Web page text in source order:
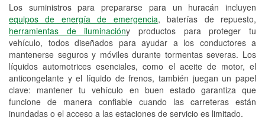
Los suministros para prepararse para un huracán incluyen
equipos de energía de emergencia, baterías de repuesto,
herramientas de iluminacióny productos para proteger tu
vehículo, todos diseñados para ayudar a los conductores a
mantenerse seguros y móviles durante tormentas severas. Los
líquidos automotrices esenciales, como el aceite de motor, el
anticongelante y el líquido de frenos, también juegan un papel
clave: mantener tu vehículo en buen estado garantiza que
funcione de manera confiable cuando las carreteras están
inundadas o el acceso a las estaciones de servicio es limitado.
Reciclaje de baterías y aceite
Instalación de bombillas de faros
Instalación de limpiaparabrisas
Programa de Préstamo de
Herramientas
Mezcla de pinturas